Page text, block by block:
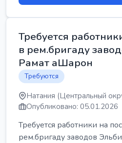
Требуется
в рем.бригаду
Рамат аШарон
Требуются
Натания (Центральный
Опубликовано: 05.01.2026
Требуется работники на
рем.бригаду заводов